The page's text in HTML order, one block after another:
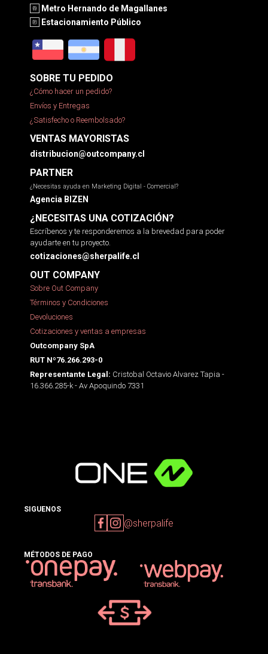
Metro Hernando de Magallanes
Estacionamiento Público
SOBRE TU PEDIDO
¿Cómo hacer un pedido?
Envíos y Entregas
¿Satisfecho o Reembolsado?
VENTAS MAYORISTAS
distribucion@outcompany.cl
PARTNER
¿Necesitas ayuda en Marketing Digital - Comercial?
Agencia BIZEN
¿NECESITAS UNA COTIZACIÓN?
Escríbenos y te responderemos a la brevedad para poder
ayudarte en tu proyecto.
cotizaciones@sherpalife.cl
OUT COMPANY
Sobre Out Company
Términos y Condiciones
Devoluciones
Cotizaciones y ventas a empresas
Outcompany SpA
RUT Nº76.266.293-0
Representante Legal: Cristobal Octavio Alvarez Tapia -
16.366.285-k - Av Apoquindo 7331
SIGUENOS
@sherpalife
MÉTODOS DE PAGO